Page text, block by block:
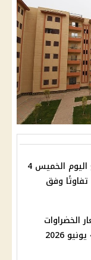
أسعار الفراخ البيضاء ترتفع اليوم الخميس 4
تفاوتًا وفق
الخضراوات
والفاكهة اليوم الخميس 4 يونيو 2026